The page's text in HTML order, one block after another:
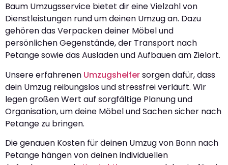
Baum Umzugsservice bietet dir eine Vielzahl von
Dienstleistungen rund um deinen Umzug an. Dazu
gehören das Verpacken deiner Möbel und
persönlichen Gegenstände, der Transport nach
Petange sowie das Ausladen und Aufbauen am Zielort.
Unsere erfahrenen Umzugshelfersorgen dafür, dass
dein Umzug reibungslos und stressfrei verläuft. Wir
legen großen Wert auf sorgfältige Planung und
Organisation, um deine Möbel und Sachen sicher nach
Petange zu bringen.
Die genauen Kosten für deinen Umzug von Bonn nach
Petange hängen von deinen individuellen